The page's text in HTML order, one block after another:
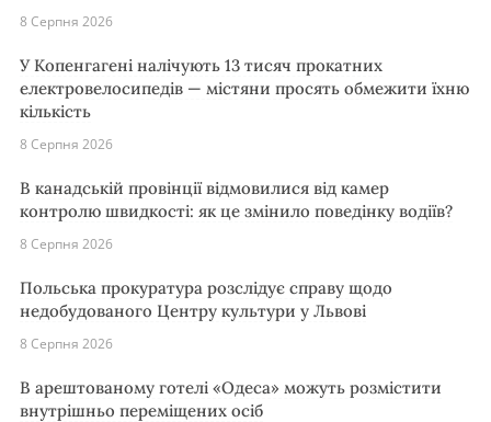
8 Серпня 2026
У Копенгагені налічують 13 тисяч прокатних
електровелосипедів — містяни просять обмежити їхню
кількість
8 Серпня 2026
В канадській провінції відмовилися від камер
контролю швидкості: як це змінило поведінку водіїв?
8 Серпня 2026
Польська прокуратура розслідує справу щодо
недобудованого Центру культури у Львові
8 Серпня 2026
В арештованому готелі «Одеса» можуть розмістити
внутрішньо переміщених осіб